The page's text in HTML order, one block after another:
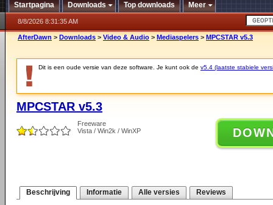
Startpagina Downloads Top downloads Meer
8/8/2026 8:31:35 AM
AfterDawn > Downloads > Video & Audio > Mediaspelers > MPCSTAR v5.3
Dit is een oude versie van deze software. Je kunt ook de v5.4 (laatste stabiele
MPCSTAR v5.3
Freeware
Vista / Win2k / WinXP
Beschrijving Informatie Alle versies Reviews